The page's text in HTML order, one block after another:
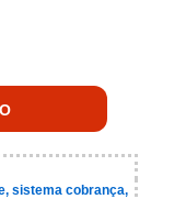
sistema cobrança,